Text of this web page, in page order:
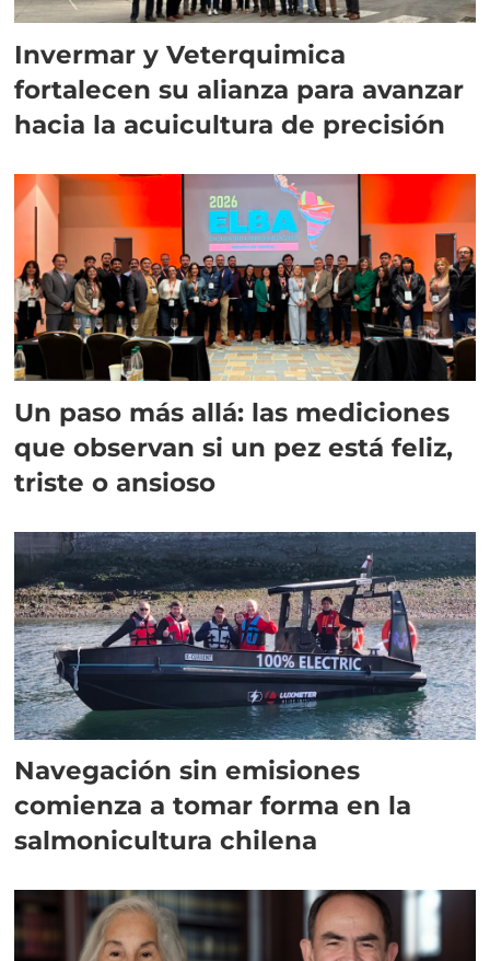
Invermar y Veterquimica
fortalecen su alianza para avanzar
hacia la acuicultura de precisión
Un paso más allá: las mediciones
que observan si un pez está feliz,
triste o ansioso
Navegación sin emisiones
comienza a tomar forma en la
salmonicultura chilena